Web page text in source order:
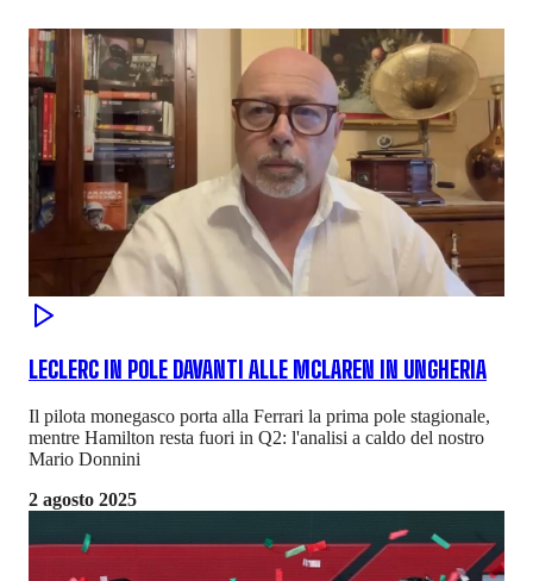
LECLERC IN POLE DAVANTI ALLE MCLAREN IN UNGHERIA
Il pilota monegasco porta alla Ferrari la prima pole stagionale,
mentre Hamilton resta fuori in Q2: l'analisi a caldo del nostro
Mario Donnini
2 agosto 2025